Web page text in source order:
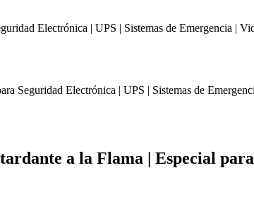
a la Flama | Especial